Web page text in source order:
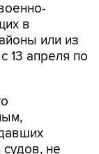
или из
апреля по
не
чем 50